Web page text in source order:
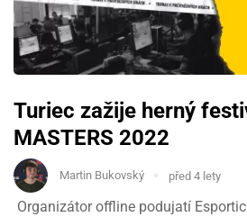
Turiec zažije herný
MASTERS 2022
Martin Bukovský před 4 lety
Organizátor offline podujatí